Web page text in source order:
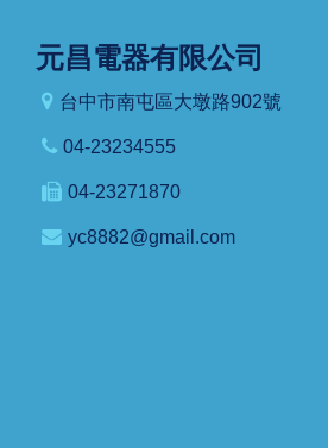
元昌電器有限公司
台中市南屯區大墩路902號
04-23234555
04-23271870
yc8882@gmail.com